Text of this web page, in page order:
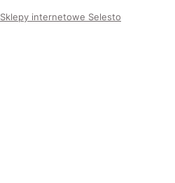
Sklepy internetowe Selesto